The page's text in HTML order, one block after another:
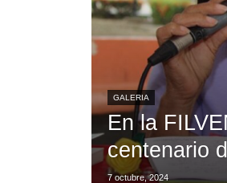
GALERIA
En la
centenario
7 octubre, 2024